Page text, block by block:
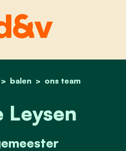
home
balen ons team
sofie leysen
Leysen